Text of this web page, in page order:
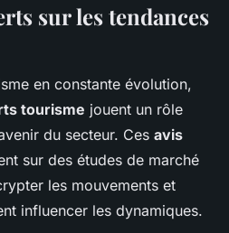
sur les tendances
en constante évolution,
tourisme jouent un rôle
du secteur. Ces avis
sur des études de marché
les mouvements et
influencer les dynamiques.